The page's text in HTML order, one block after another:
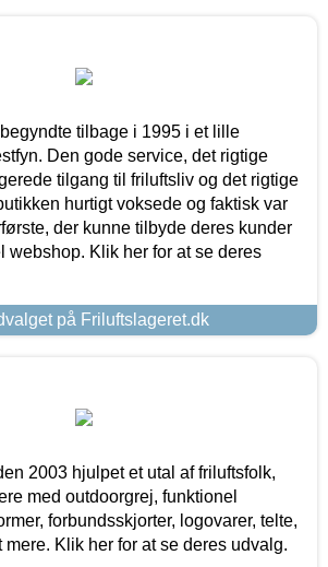
tilbage i 1995 i et lille
Den gode service, det rigtige
tilgang til friluftsliv og det rigtige
hurtigt voksede og faktisk var
der kunne tilbyde deres kunder
webshop. Klik her for at se deres
på Friluftslageret.dk
2003 hjulpet et utal af friluftsfolk,
med outdoorgrej, funktionel
forbundsskjorter, logovarer, telte,
Klik her for at se deres udvalg.